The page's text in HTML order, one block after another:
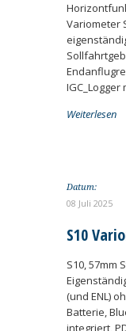
Variometer
IGC_Logger
Weiterlesen
Datum:
08 Juli 2025
S10
S10, 57mm
(und ENL)
Batterie,
integriert,